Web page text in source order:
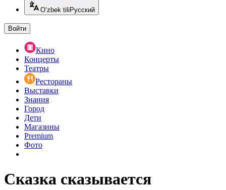
O’zbek tili Русский
Войти
Кино
Концерты
Театры
Рестораны
Выставки
Знания
Город
Дети
Магазины
Premium
Фото
Сказка сказывается